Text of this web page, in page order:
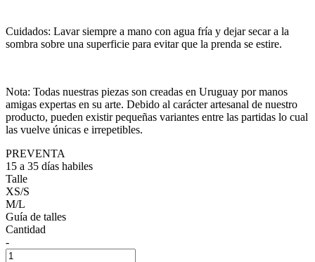
Cuidados: Lavar siempre a mano con agua fría y dejar secar a la
sombra sobre una superficie para evitar que la prenda se estire.
Nota: Todas nuestras piezas son creadas en Uruguay por manos
amigas expertas en su arte. Debido al carácter artesanal de nuestro
producto, pueden existir pequeñas variantes entre las partidas lo cual
las vuelve únicas e irrepetibles.
PREVENTA
15 a 35 días habiles
Talle
XS/S
M/L
Guía de talles
Cantidad
-